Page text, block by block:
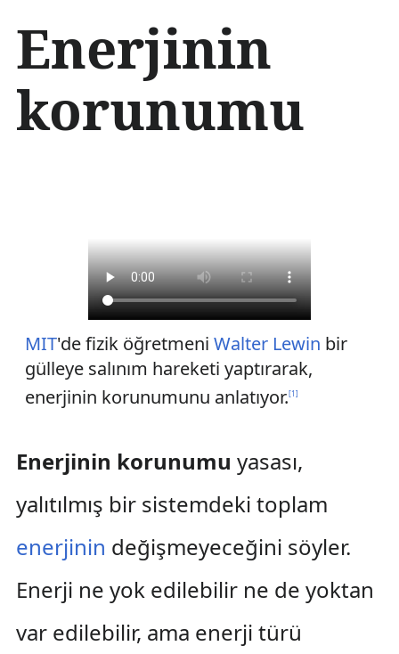
ç
r
i
e
Enerjinin
korunumu
MIT'de fizik öğretmeni Walter Lewin bir
gülleye salınım hareketi yaptırarak,
enerjinin korunumunu anlatıyor.[1]
Enerjinin korunumu yasası,
yalıtılmış bir sistemdeki toplam
enerjinin değişmeyeceğini söyler.
Enerji ne yok edilebilir ne de yoktan
var edilebilir, ama enerji türü